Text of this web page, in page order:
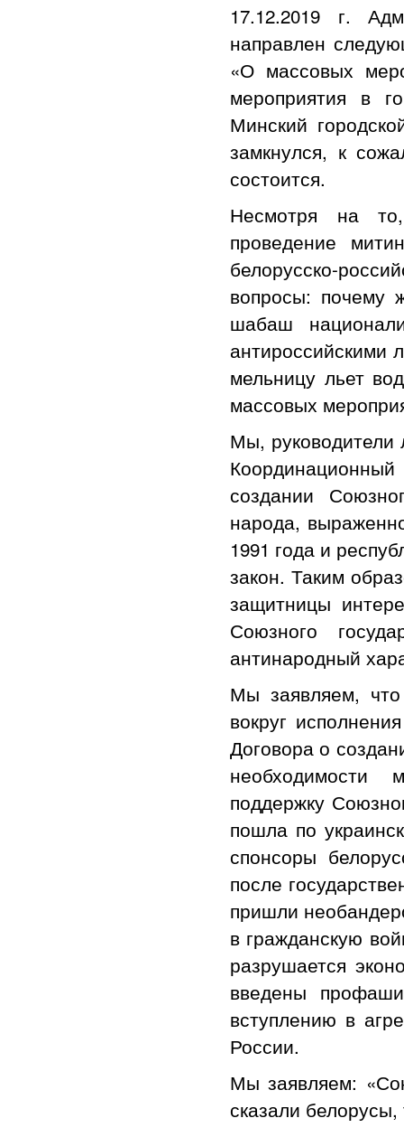
17.12.2019 г.
направлен
«О массовых
мероприятия в
Минский
замкнулся, к
состоится.
Несмотря на
проведение
белорусско-
вопросы: почему
шабаш
антироссийскими
мельницу льет
массовых
Мы, руководители
создании
народа,
1991 года и
закон. Таким
защитницы
Союзного
антинародный
Мы заявляем,
вокруг
Договора о
необходимости
поддержку
пошла по
спонсоры
после
пришли
в гражданскую
разрушается
введены
вступлению в
России.
Мы заявляем:
сказали